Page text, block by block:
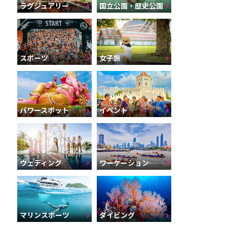
ラグジュアリー 国立公園・歴史公園
スポーツ 女子旅
パワースポット イベント
ウェディング ワーケーション
マリンスポーツ ダイビング